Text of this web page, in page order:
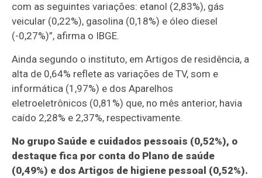
com as seguintes variações: etanol (2,83%), gás
veicular (0,22%), gasolina (0,18%) e óleo diesel
(-0,27%)”, afirma o IBGE.
Ainda segundo o instituto, em Artigos de residência, a
alta de 0,64% reflete as variações de TV, som e
informática (1,97%) e dos Aparelhos
eletroeletrônicos (0,81%) que, no mês anterior, havia
caído 2,28% e 2,37%, respectivamente.
No grupo Saúde e cuidados pessoais (0,52%), o
destaque fica por conta do Plano de saúde
(0,49%) e dos Artigos de higiene pessoal (0,52%).